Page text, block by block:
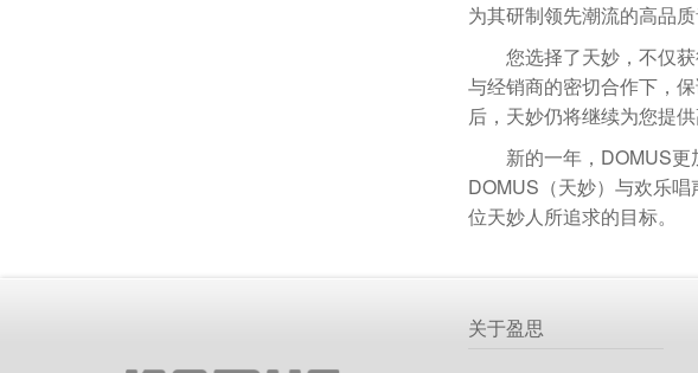
为其研制领先潮流的高品质
您选择了天妙，不仅
与经销商的密切合作下，
后，天妙仍将继续为您提供
新的一年，DOMUS
DOMUS（天妙）与欢乐
位天妙人所追求的目标。
关于盈思